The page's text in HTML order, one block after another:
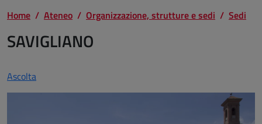
Home Ateneo Organizzazione, strutture e sedi Sedi
SAVIGLIANO
Ascolta